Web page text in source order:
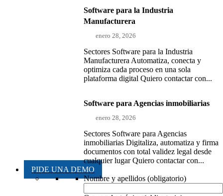
Software para la Industria
Manufacturera
enero 28, 2026
Sectores Software para la Industria
Manufacturera Automatiza, conecta y
optimiza cada proceso en una sola
plataforma digital Quiero contactar con...
Software para Agencias inmobiliarias
enero 28, 2026
Sectores Software para Agencias
inmobiliarias Digitaliza, automatiza y firma
documentos con total validez legal desde
cualquier lugar Quiero contactar con...
PIDE UNA DEMO
Nombre y apellidos (obligatorio)